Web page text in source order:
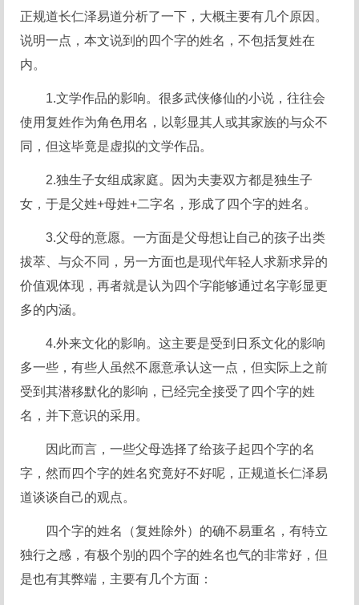
正规道长仁泽易道分析了一下，大概主要有几个原因。
说明一点，本文说到的四个字的姓名，不包括复姓在
内。
1.文学作品的影响。很多武侠修仙的小说，往往会
使用复姓作为角色用名，以彰显其人或其家族的与众不
同，但这毕竟是虚拟的文学作品。
2.独生子女组成家庭。因为夫妻双方都是独生子
女，于是父姓+母姓+二字名，形成了四个字的姓名。
3.父母的意愿。一方面是父母想让自己的孩子出类
拔萃、与众不同，另一方面也是现代年轻人求新求异的
价值观体现，再者就是认为四个字能够通过名字彰显更
多的内涵。
4.外来文化的影响。这主要是受到日系文化的影响
多一些，有些人虽然不愿意承认这一点，但实际上之前
受到其潜移默化的影响，已经完全接受了四个字的姓
名，并下意识的采用。
因此而言，一些父母选择了给孩子起四个字的名
字，然而四个字的姓名究竟好不好呢，正规道长仁泽易
道谈谈自己的观点。
四个字的姓名（复姓除外）的确不易重名，有特立
独行之感，有极个别的四个字的姓名也气的非常好，但
是也有其弊端，主要有几个方面：